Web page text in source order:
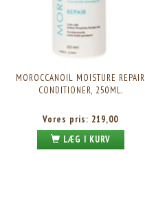
MOROCCANOIL MOISTURE REPAIR
CONDITIONER, 250ML.
Vores pris: 219,00
LÆG I KURV